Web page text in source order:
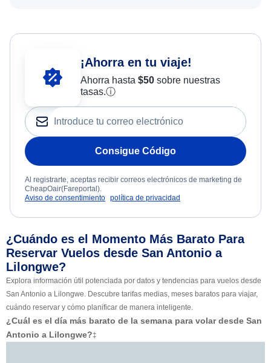
¡Ahorra en tu viaje!
Ahorra hasta $50sobre nuestras
tasas.ⓘ
Consigue Código
Al registrarte, aceptas recibir correos electrónicos de marketing de
CheapOair(Fareportal).
Aviso de consentimiento política de privacidad
¿Cuándo es el Momento Más Barato Para
Reservar Vuelos desde San Antonio a
Lilongwe?
Explora información útil potenciada por datos y tendencias para vuelos desde
San Antonio a Lilongwe. Descubre tarifas medias, meses baratos para viajar,
cuándo reservar y cómo planificar de manera inteligente.
¿Cuál es el día más barato de la semana para volar desde San
Antonio a Lilongwe?‡